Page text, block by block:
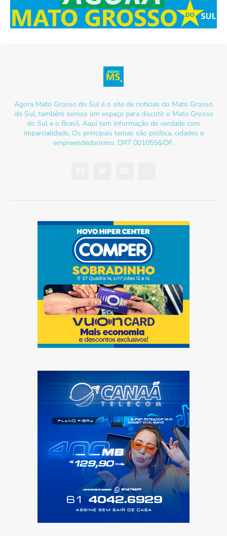
Agora Mato Grosso do Sul é o site de notícias do Mato Grosso
do Sul, também somos um espaço para discutir o Mato Grosso
do Sul e o Brasil. Aqui tem informação de verdade com
imparcialidade. Os principais temas são política, cidades e
empreendedorismo. DRT 0010556/DF.